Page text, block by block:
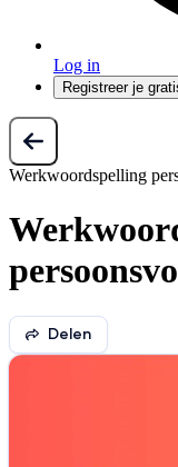
Log in
Registreer je
Werkwoordspelling
Delen